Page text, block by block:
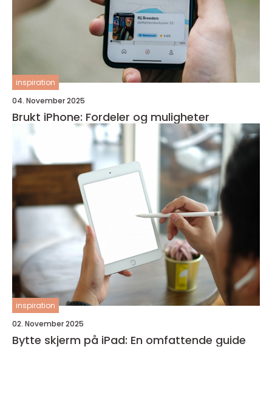
inspiration
04. November 2025
Brukt iPhone: Fordeler og muligheter
inspiration
02. November 2025
Bytte skjerm på iPad: En omfattende guide